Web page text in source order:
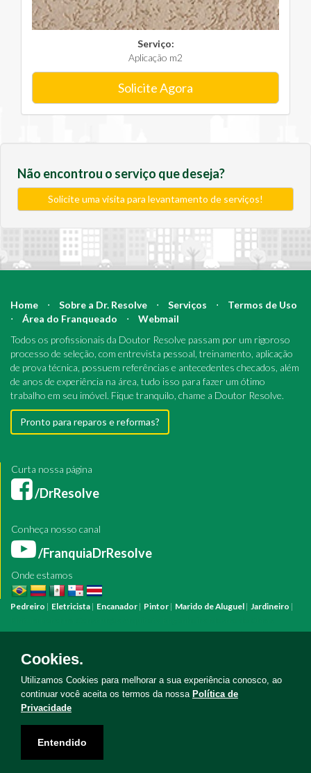
Serviço:
Aplicação m2
Solicite Agora
Não encontrou o serviço que deseja?
Solicite uma visita para levantamento de serviços!
Home ⋅ Sobre a Dr. Resolve ⋅ Serviços ⋅
Termos de Uso
⋅
Área do Franqueado ⋅
Webmail
Todos os profissionais da Doutor Resolve passam por um rigoroso
processo de seleção, com entrevista pessoal, treinamento, aplicação
de prova técnica, possuem referências e antecedentes checados, além
de anos de experiência na área, tudo isso para fazer um ótimo
trabalho em seu imóvel. Fique tranquilo, chame a Doutor Resolve.
Pronto para reparos e reformas?
Curta nossa página
/DrResolve
Conheça nosso canal
/FranquiaDrResolve
Onde estamos
Pedreiro | Eletricista | Encanador | Pintor | Marido de Aluguel | Jardineiro |
Bombeiro HidráulicoManutenção PredialManutenção Residencial
ReformaServiço Eletricista
HidráulicaServiço PedreiroServiço Construção
Cookies.
Utilizamos Cookies para melhorar a sua experiência conosco, ao
continuar você aceita os termos da nossa Política de
Privacidade
Entendido